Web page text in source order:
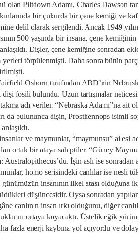
olan Piltdown Adamı, Charles Dawson
bir çukurda bir çene kemiği ve
delil olarak sergilendi. Ancak 1949
500 yaşında bir insana, çene
Dişler, çene kemiğine sonradan
törpülenmişti. Daha sonra bütün
Osborn tarafından ABD’nin
dişi fosili bulundu. Uzun tartışmalar
adı verilen “Nebraska Adamı”na ait
da bulununca dişin, Prosthennops isimli
ve maymunlar, “maymunsu” ailesi
ortak bir ataya sahiptiler. “Güney
Australopithecus’du. İşin aslı ise sonradan
homo serisindeki canlılar ise nesli
insanının ilkel atası olduğuna
düşüncesidir. Oysa sonradan
canlının insan ırkı olduğunu, diğer
ortaya koyacaktı. Üstelik eğik
fazla enerji kaybına yol açıyordu ve